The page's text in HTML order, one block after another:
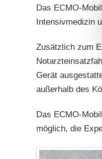
Das ECMO-
Intensivmedizin
Zusätzlich zum
Gerät
außerhalb des
Das ECMO-
möglich, die